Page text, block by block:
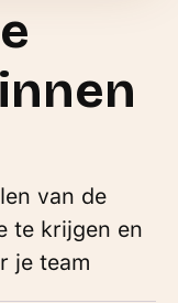
van de
te krijgen en
je team